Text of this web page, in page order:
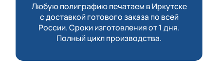
Любую полиграфию печатаем в Иркутске
с доставкой готового заказа по всей
России. Сроки изготовления от 1 дня.
Полный цикл производства.